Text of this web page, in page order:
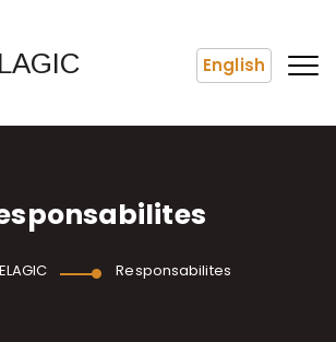
English
Responsabilites